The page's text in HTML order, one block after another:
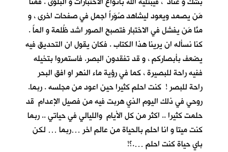
مَن يصمد ويعود ليشاهد صُوَراً اجمل في صفحات اخرى ، و
منَّا مَن يفشل في الاختبار فتصبح الصور اشد ظُلمة و الماً .
كنا نسأله ان يرينا هذا الكتاب . فكان يقول ان التحديق فيه
يضعف بأبصاركم ، و قد تفقدون البصر. فاستمروا بتخيله
ففيه راحة للبصيرة ، كما في رؤية ماء النهر او افق البحر
راحة للبصر ! كنت احلم كثيرا حين اعود من مجلسه . ربما.
روحي في ذلك اليوم الذي هربت فيه من فصيل الإعدام قد
حلمت كثيرا .. اكثر من كل الأيام والليالي في حياتي .. ربما
كنت ميتا و انا احلم بالحياة من عالم اخر …ربما … لكن
باي حياة كنت احلم ….؟!